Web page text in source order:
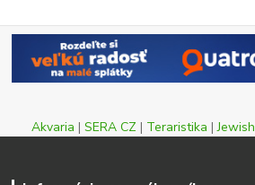
Akvaria | SERA CZ | Teraristika |Jewish